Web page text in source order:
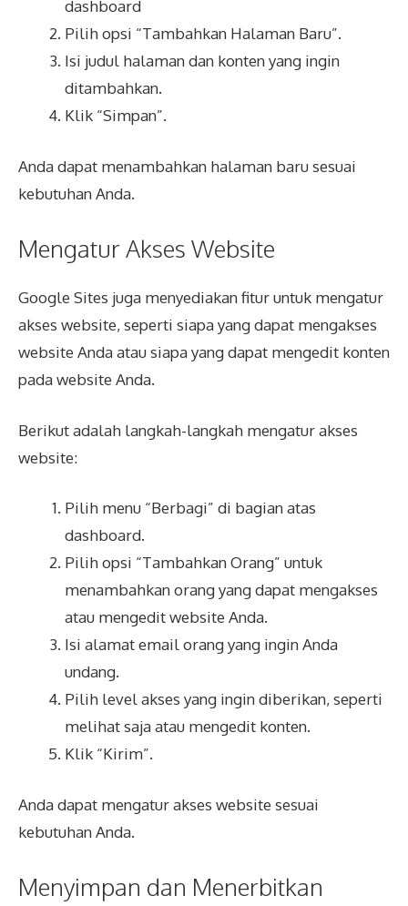
dashboard
Pilih opsi “Tambahkan Halaman Baru”.
Isi judul halaman dan konten yang ingin
ditambahkan.
Klik “Simpan”.
Anda dapat menambahkan halaman baru sesuai
kebutuhan Anda.
Mengatur Akses Website
Google Sites juga menyediakan fitur untuk mengatur
akses website, seperti siapa yang dapat mengakses
website Anda atau siapa yang dapat mengedit konten
pada website Anda.
Berikut adalah langkah-langkah mengatur akses
website:
Pilih menu “Berbagi” di bagian atas
dashboard.
Pilih opsi “Tambahkan Orang” untuk
menambahkan orang yang dapat mengakses
atau mengedit website Anda.
Isi alamat email orang yang ingin Anda
undang.
Pilih level akses yang ingin diberikan, seperti
melihat saja atau mengedit konten.
Klik “Kirim”.
Anda dapat mengatur akses website sesuai
kebutuhan Anda.
Menyimpan dan Menerbitkan